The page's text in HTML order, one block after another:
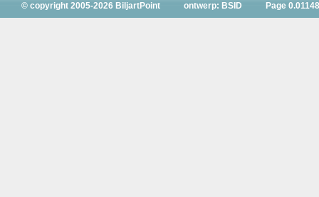
© copyright 2005-2026 BiljartPoint ontwerp: BSID Page